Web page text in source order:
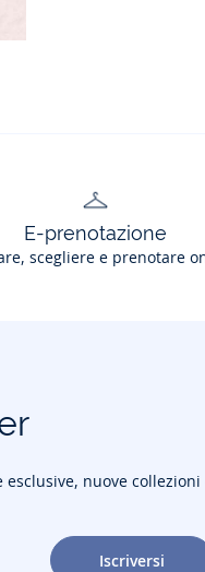
E-prenotazione
scegliere e prenotare
nuove
Iscriversi